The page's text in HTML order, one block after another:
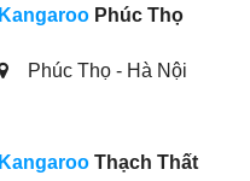
Kangaroo Phúc Thọ
Phúc Thọ - Hà Nội
Kangaroo Thạch Thất